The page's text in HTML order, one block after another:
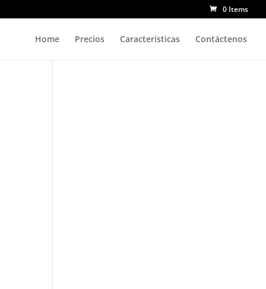
0 Items
Home Precios Características Contáctenos